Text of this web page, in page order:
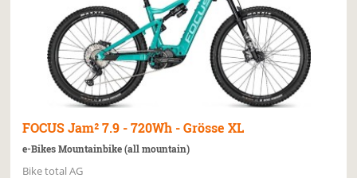
FOCUS Jam² 7.9 - 720Wh - Grösse XL
e-Bikes Mountainbike (all mountain)
Bike total AG